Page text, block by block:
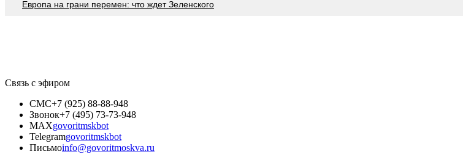
Европа на грани перемен: что ждет Зеленского
Связь с эфиром
СМС+7 (925) 88-88-948
Звонок+7 (495) 73-73-948
MAXgovoritmskbot
Telegramgovoritmskbot
Письмоinfo@govoritmoskva.ru